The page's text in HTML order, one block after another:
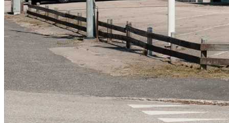
Serviceverkstad